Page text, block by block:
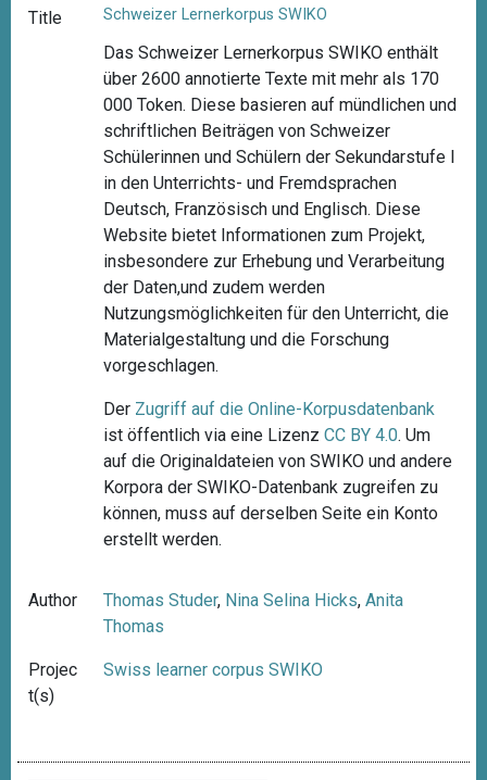
Title Schweizer Lernerkorpus SWIKO
Das Schweizer Lernerkorpus SWIKO enthält
über 2600 annotierte Texte mit mehr als 170
000 Token. Diese basieren auf mündlichen und
schriftlichen Beiträgen von Schweizer
Schülerinnen und Schülern der Sekundarstufe I
in den Unterrichts- und Fremdsprachen
Deutsch, Französisch und Englisch. Diese
Website bietet Informationen zum Projekt,
insbesondere zur Erhebung und Verarbeitung
der Daten,und zudem werden
Nutzungsmöglichkeiten für den Unterricht, die
Materialgestaltung und die Forschung
vorgeschlagen.
Der Zugriff auf die Online-Korpusdatenbank
ist öffentlich via eine LizenzCC BY 4.0. Um
auf die Originaldateien von SWIKO und andere
Korpora der SWIKO-Datenbank zugreifen zu
können, muss auf derselben Seite ein Konto
erstellt werden.
Author Thomas Studer, Nina Selina Hicks,Anita
Thomas
Projec
t(s)
Swiss learner corpus SWIKO